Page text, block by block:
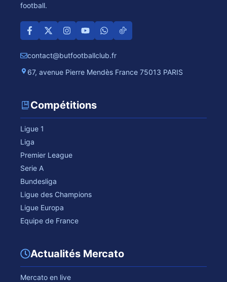
football.
contact@butfootballclub.fr
67, avenue Pierre Mendès France 75013 PARIS
Compétitions
Ligue 1
Liga
Premier League
Serie A
Bundesliga
Ligue des Champions
Ligue Europa
Equipe de France
Actualités Mercato
Mercato en live